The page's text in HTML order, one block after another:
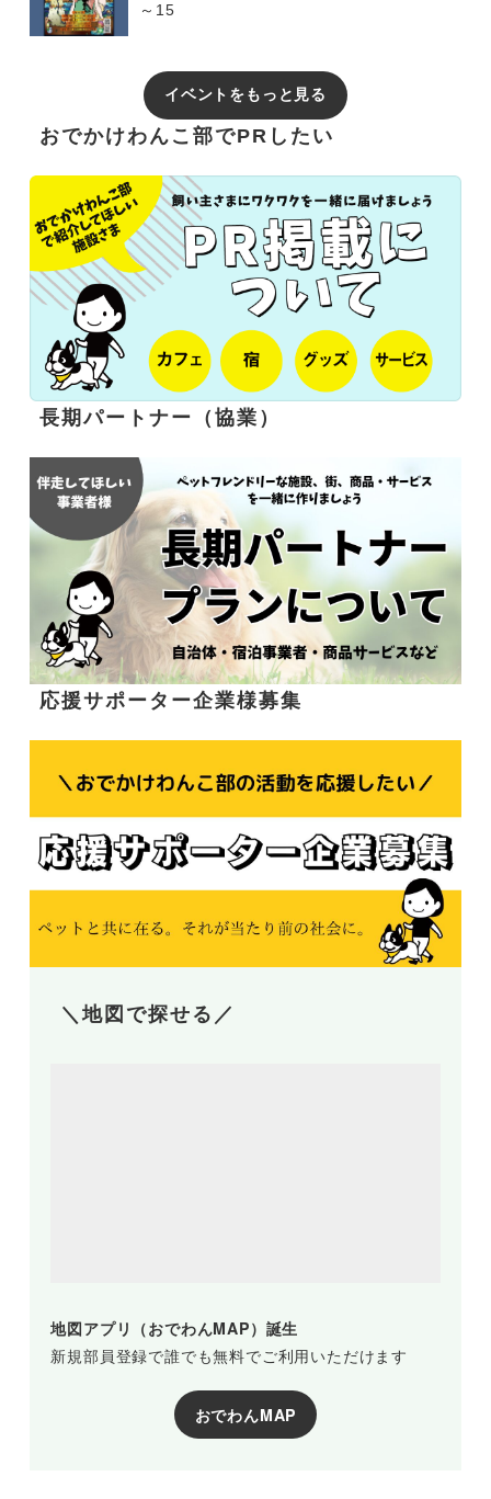
～15
イベントをもっと見る
おでかけわんこ部でPRしたい
長期パートナー（協業）
応援サポーター企業様募集
＼地図で探せる／
地図アプリ（おでわんMAP）誕生
新規部員登録で誰でも無料でご利用いただけます
おでわんMAP